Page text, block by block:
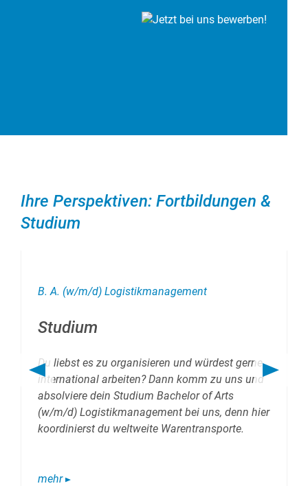
Ihre Perspektiven: Fortbildungen &
Studium
B. A. (w/m/d) Logistikmanagement
Studium
Du liebst es zu organisieren und würdest gerne
international arbeiten? Dann komm zu uns und
absolviere dein Studium Bachelor of Arts
(w/m/d) Logistikmanagement bei uns, denn hier
koordinierst du weltweite Warentransporte.
mehr